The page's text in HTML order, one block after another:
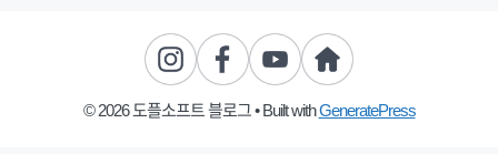
© 2026 도플소프트 블로그• Built withGeneratePress